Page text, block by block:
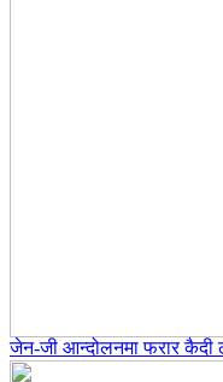
जेन-जी आन्दोलनमा फरार